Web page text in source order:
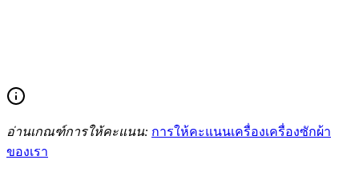
อ่านเกณฑ์การให้คะแนน: การให้คะแนนเครื่องเครื่องซักผ้า
ของเรา